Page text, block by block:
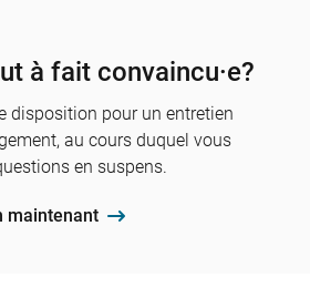
à fait convaincu·e?
disposition pour un entretien
au cours duquel vous
en suspens.
maintenant